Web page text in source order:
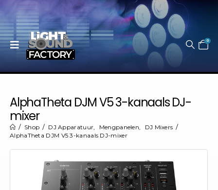
0
AlphaTheta DJM V5 3-kanaals DJ-
mixer
Shop DJ Apparatuur, Mengpanelen,
DJ Mixers
AlphaTheta DJM V5 3-kanaals DJ-mixer